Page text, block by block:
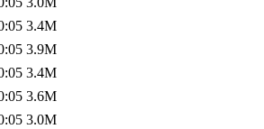
3.4M
3.9M
3.4M
3.6M
3.0M